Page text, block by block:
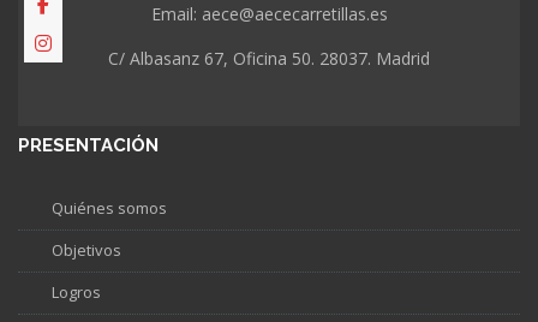
Email: aece@aececarretillas.es
C/ Albasanz 67, Oficina 50. 28037. Madrid
PRESENTACIÓN
Quiénes somos
Objetivos
Logros